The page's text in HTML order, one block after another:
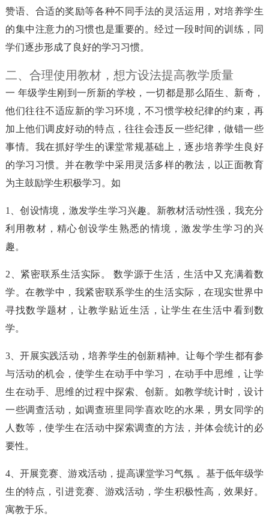
赞语、合适的奖励等各种不同手法的灵活运用，对培养学生
的集中注意力的习惯也是重要的。经过一段时间的训练，同
学们逐步形成了良好的学习习惯。
二、合理使用教材，想方设法提高教学质量
一 年级学生刚到一所新的学校，一切都是那么陌生、新奇，
他们往往不适应新的学习环境，不习惯学校纪律的约束，再
加上他们调皮好动的特点，往往会违反一些纪律，做错一些
事情。我在抓好学生的课堂常规基础上，逐步培养学生良好
的学习习惯。并在教学中采用灵活多样的教法，以正面教育
为主鼓励学生积极学习。如
1、创设情境，激发学生学习兴趣。新教材活动性强，我充分
利用教材，精心创设学生熟悉的情境，激发学生学习的兴
趣。
2、紧密联系生活实际。 数学源于生活，生活中又充满着数
学。在教学中，我紧密联系学生的生活实际，在现实世界中
寻找数学题材，让教学贴近生活，让学生在生活中看到数
学。
3、开展实践活动，培养学生的创新精神。让每个学生都有参
与活动的机会，使学生在动手中学习，在动手中思维，让学
生在动手、思维的过程中探索、创新。如教学统计时，设计
一些调查活动，如调查班里同学喜欢吃的水果，男女同学的
人数等，使学生在活动中探索调查的方法，并体会统计的必
要性。
4、开展竞赛、游戏活动，提高课堂学习气氛 。基于低年级学
生的特点，引进竞赛、游戏活动，学生积极性高，效果好。
寓教于乐。